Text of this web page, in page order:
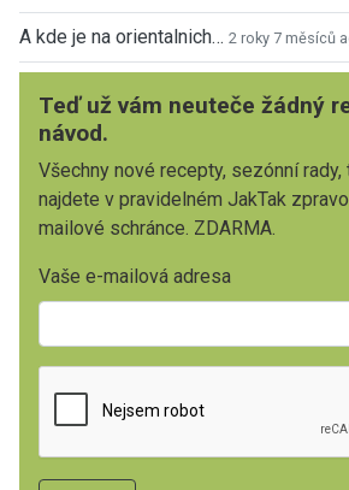
A kde je na orientalnich… 2 roky 7 měsíců
Teď už vám neuteče žádný
návod.
Všechny nové recepty, sezónní rady,
najdete v pravidelném JakTak
mailové schránce. ZDARMA.
Vaše e-mailová adresa